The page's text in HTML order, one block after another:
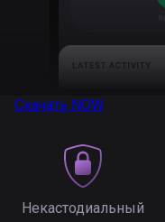
Скачать NOW
Некастодиальный